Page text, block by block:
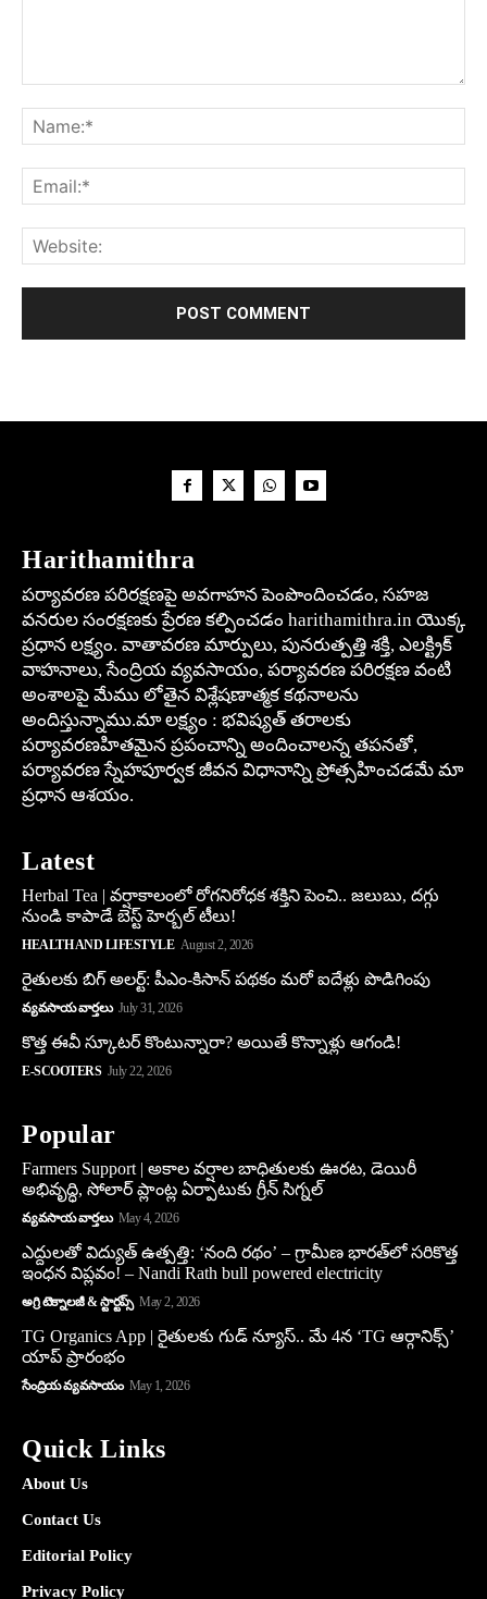
Harithamithra
పర్యావరణ పరిరక్షణపై అవగాహన పెంపొందించడం, సహజ
వనరుల సంరక్షణకు ప్రేరణ కల్పించడం harithamithra.in యొక్క
ప్రధాన లక్ష్యం. వాతావరణ మార్పులు, పునరుత్పత్తి శక్తి, ఎలక్ట్రిక్
వాహనాలు, సేంద్రియ వ్యవసాయం, పర్యావరణ పరిరక్షణ వంటి
అంశాలపై మేము లోతైన విశ్లేషణాత్మక కథనాలను
అందిస్తున్నాము.మా లక్ష్యం : భవిష్యత్ తరాలకు
పర్యావరణహితమైన ప్రపంచాన్ని అందించాలన్న తపనతో,
పర్యావరణ స్నేహపూర్వక జీవన విధానాన్ని ప్రోత్సహించడమే మా
ప్రధాన ఆశయం.
Latest
Herbal Tea | వర్షాకాలంలో రోగనిరోధక శక్తిని పెంచి.. జలుబు, దగ్గు
నుండి కాపాడే బెస్ట్ హెర్బల్ టీలు!
HEALTH AND LIFESTYLE August 2, 2026
రైతులకు బిగ్ అలర్ట్: పీఎం-కిసాన్ పథకం మరో ఐదేళ్లు పొడిగింపు
వ్యవసాయ వార్తలు July 31, 2026
కొత్త ఈవీ స్కూట‌ర్ కొంటున్నారా? అయితే కొన్నాళ్లు ఆగండి!
E-SCOOTERS July 22, 2026
Popular
Farmers Support | అకాల వర్షాల బాధితులకు ఊరట, డెయిరీ
అభివృద్ధి, సోలార్ ప్లాంట్ల ఏర్పాటుకు గ్రీన్‌ సిగ్నల్
వ్యవసాయ వార్తలు May 4, 2026
ఎద్దులతో విద్యుత్ ఉత్పత్తి: ‘నంది రథం’ – గ్రామీణ భారత్‌లో సరికొత్త
ఇంధన విప్లవం! – Nandi Rath bull powered electricity
అగ్రి టెక్నాలజీ & స్టార్టప్స్ May 2, 2026
TG Organics App | రైతులకు గుడ్ న్యూస్.. మే 4న ‘TG ఆర్గానిక్స్’
యాప్ ప్రారంభం
సేంద్రియ వ్యవసాయం May 1, 2026
Quick Links
About Us
Contact Us
Editorial Policy
Privacy Policy